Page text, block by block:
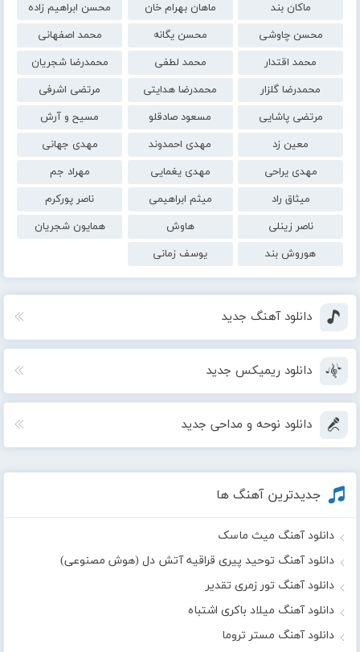
ماکان بند
ماهان بهرام خان
محسن ابراهیم زاده
محسن چاوشی
محسن یگانه
محمد اصفهانی
محمد اقتدار
محمد لطفی
محمدرضا شجریان
محمدرضا گلزار
محمدرضا هدایتی
مرتضی اشرفی
مرتضی پاشایی
مسعود صادقلو
مسیح و آرش
معین زد
مهدی احمدوند
مهدی جهانی
مهدی یراحی
مهدی یغمایی
مهراد جم
میثاق راد
میثم ابراهیمی
ناصر پورکرم
ناصر زینلی
هاوش
همایون شجریان
هوروش بند
یوسف زمانی
دانلود آهنگ جدید
دانلود ریمیکس جدید
دانلود نوحه و مداحی جدید
جدیدترین آهنگ ها
دانلود آهنگ میث ماسک
دانلود آهنگ توحید پیری قراقیه آتش دل (هوش مصنوعی)
دانلود آهنگ تور زمری تقدیر
دانلود آهنگ میلاد باکری اشتباه
دانلود آهنگ مستر تروما